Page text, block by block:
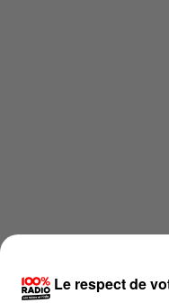
Le respect de